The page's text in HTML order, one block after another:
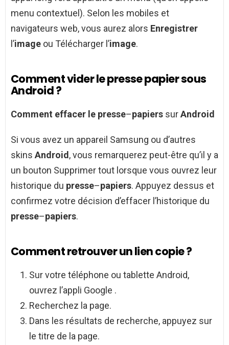
menu contextuel). Selon les mobiles et
navigateurs web, vous aurez alors Enregistrer
l’image ou Télécharger l’image.
Comment vider le presse papier sous
Android ?
Comment effacer le presse–papiers surAndroid
Si vous avez un appareil Samsung ou d’autres
skins Android, vous remarquerez peut-être qu’il y a
un bouton Supprimer tout lorsque vous ouvrez leur
historique du presse–papiers. Appuyez dessus et
confirmez votre décision d’effacer l’historique du
presse–papiers.
Comment retrouver un lien copie ?
Sur votre téléphone ou tablette Android,
ouvrez l’appli Google .
Recherchez la page.
Dans les résultats de recherche, appuyez sur
le titre de la page.